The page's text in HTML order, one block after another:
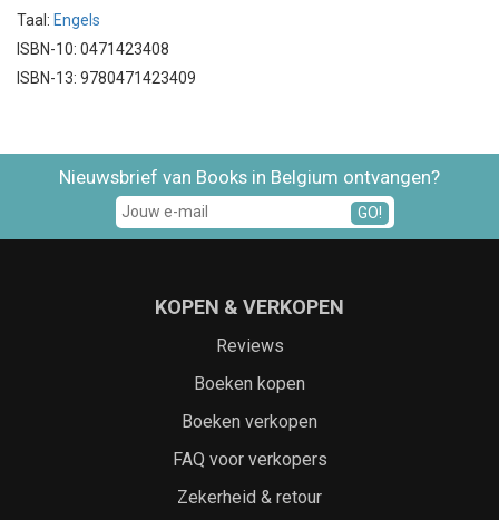
Taal: Engels
ISBN-10: 0471423408
ISBN-13: 9780471423409
Nieuwsbrief van Books in Belgium ontvangen?
GO!
KOPEN & VERKOPEN
Reviews
Boeken kopen
Boeken verkopen
FAQ voor verkopers
Zekerheid & retour